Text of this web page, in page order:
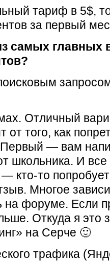
тариф в 5$,
за первый
самых главных
Отличный
от того, как
Первый — вам
школьника. И все
кто-то попробует
Многое
на форуме. Если
Откуда я это
на Серче 🙂
трафика